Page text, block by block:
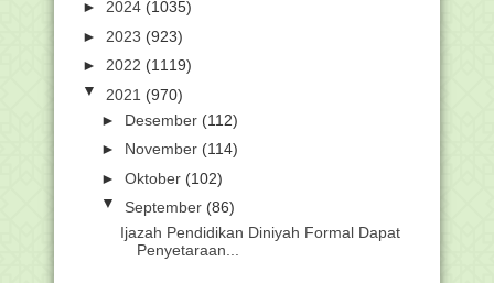
► 2024 (1035)
► 2023 (923)
► 2022 (1119)
▼ 2021 (970)
► Desember (112)
► November (114)
► Oktober (102)
▼ September (86)
Ijazah Pendidikan Diniyah Formal Dapat
Penyetaraan...